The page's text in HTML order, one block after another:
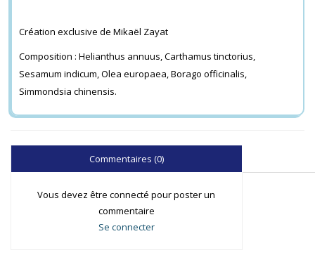
Création exclusive de Mikaël Zayat
Composition : Helianthus annuus, Carthamus tinctorius,
Sesamum indicum, Olea europaea, Borago officinalis,
Simmondsia chinensis.
Commentaires (0)
Vous devez être connecté pour poster un
commentaire
Se connecter